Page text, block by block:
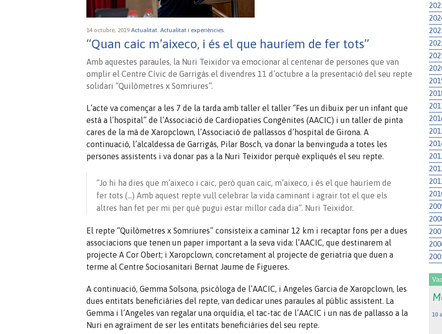
14 octubre, 2019 Actualitat. Actualitat i experiències.
“Quan caic m’aixeco, i és el que hauríem de fer tots”
Amb aquestes paraules, la Nuri Teixidor va emocionar al centenar de persones que van
omplir el Centre Cívic de Garrigàs el divendres 11 d’octubre a la presentació del seu repte
solidari “Quilòmetres x Somriures”.
L’acte va començar a les 7 de la tarda amb taller el taller “Fes un dibuix per un infant que
està a l’hospital” de l’Associació de Cardiopaties Congènites (AACIC) i un taller de pinta
cares de la mà de Xaropclown, l’Associació de pallassos d’hospital de Girona. A
continuació, l’alcaldessa de Garrigàs, Pilar Bosch, va donar la benvinguda a totes les
persones assistents i va donar pas a la Nuri Teixidor perquè expliqués el seu repte.
“Jo hi ha dies que m’aixeco i caic, però quan caic, m’aixeco, i és el que hauríem de
fer tots (…) Amb aquest repte vull celebrar la vida caminant i agrair tot el que els
altres han fet per mi per què pugui estar millor cada dia”. Nuri Teixidor.
El repte “Quilòmetres x Somriures” consisteix a caminar 12 km i recaptar fons per a dues
associacions que tenen un paper important a la seva vida: l’AACIC, que destinarem al
projecte A Cor Obert; i Xaropclown, concretament al projecte de geriatria que duen a
terme al Centre Sociosanitari Bernat Jaume de Figueres.
A continuació, Gemma Solsona, psicòloga de l’AACIC, i Angeles Garcia de Xaropclown, les
dues entitats beneficiàries del repte, van dedicar unes paraules al públic assistent. La
Gemma i l’Angeles van regalar una orquídia, el tac-tac de l’AACIC i un nas de pallasso a la
Nuri en agraïment de ser les entitats beneficiàries del seu repte.
10